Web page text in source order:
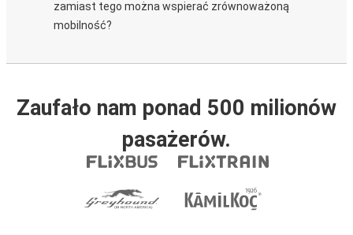
zamiast tego można wspierać zrównoważoną
mobilność?
Zaufało nam ponad 500 milionów
pasażerów.